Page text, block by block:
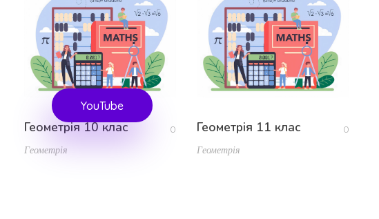
Підготовка до ЗНО
Безкоштовні матеріали для підготовки до ЗНО
YouTube
Геометрія 10 клас
0
Геометрія
Геометрія 11 клас
0
Геометрія